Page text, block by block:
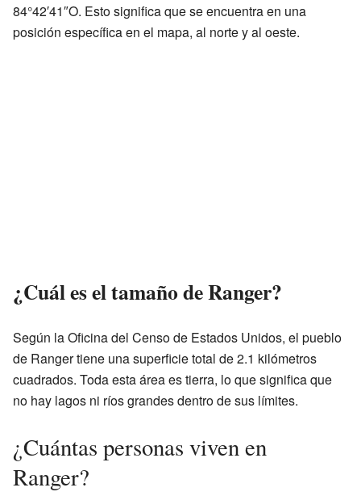
84°42′41″O. Esto significa que se encuentra en una
posición específica en el mapa, al norte y al oeste.
¿Cuál es el tamaño de Ranger?
Según la Oficina del Censo de Estados Unidos, el pueblo
de Ranger tiene una superficie total de 2.1 kilómetros
cuadrados. Toda esta área es tierra, lo que significa que
no hay lagos ni ríos grandes dentro de sus límites.
¿Cuántas personas viven en
Ranger?